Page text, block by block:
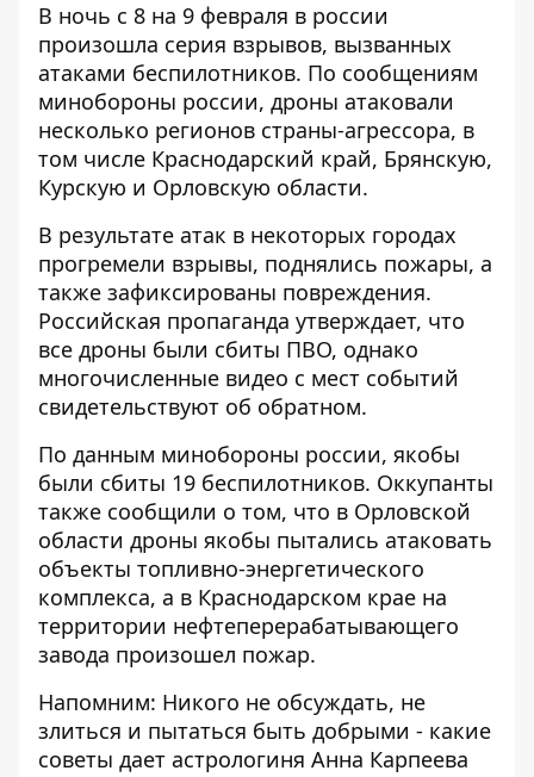
В ночь с 8 на 9 февраля в россии
произошла серия взрывов, вызванных
атаками беспилотников. По сообщениям
минобороны россии, дроны атаковали
несколько регионов страны-агрессора, в
том числе Краснодарский край, Брянскую,
Курскую и Орловскую области.
В результате атак в некоторых городах
прогремели взрывы, поднялись пожары, а
также зафиксированы повреждения.
Российская пропаганда утверждает, что
все дроны были сбиты ПВО, однако
многочисленные видео с мест событий
свидетельствуют об обратном.
По данным минобороны россии, якобы
были сбиты 19 беспилотников. Оккупанты
также сообщили о том, что в Орловской
области дроны якобы пытались атаковать
объекты топливно-энергетического
комплекса, а в Краснодарском крае на
территории нефтеперерабатывающего
завода произошел пожар.
Напомним: Никого не обсуждать, не
злиться и пытаться быть добрыми - какие
советы дает астрологиня Анна Карпеева